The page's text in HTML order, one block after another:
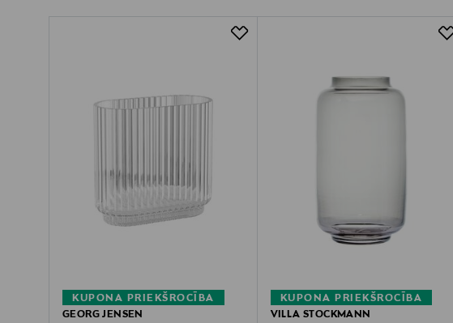
KUPONA PRIEKŠROCĪBA
GEORG JENSEN
KUPONA PRIEKŠROCĪBA
VILLA STOCKMANN